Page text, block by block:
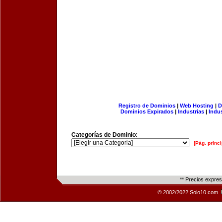
Registro de Dominios| Web Hosting |
Dominios Expirados | Industrias |
Categorías de Dominio:
[Pág.
** Precios
© 2002/2022 Solo10.com